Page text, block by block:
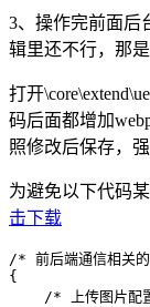
3、操作完前面后
辑里还不行，那
打开
码后面都增加
照修改后保存，
为避免以下代码
击下载
/* 前后端通信相关
{
/* 上传图片配